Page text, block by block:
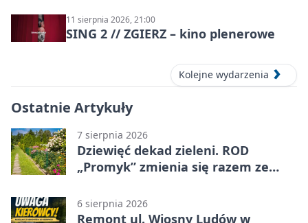
11 sierpnia 2026, 21:00
SING 2 // ZGIERZ – kino plenerowe
Kolejne wydarzenia
Ostatnie Artykuły
7 sierpnia 2026
Dziewięć dekad zieleni. ROD
„Promyk” zmienia się razem ze
6 sierpnia 2026
Remont ul. Wiosny Ludów w